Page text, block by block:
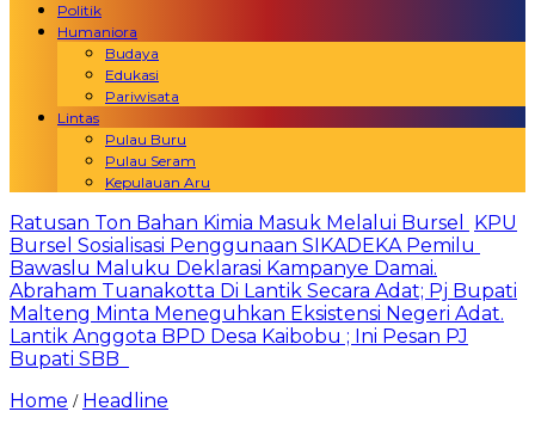
Politik
Humaniora
Budaya
Edukasi
Pariwisata
Lintas
Pulau Buru
Pulau Seram
Kepulauan Aru
Ratusan Ton Bahan Kimia Masuk Melalui Bursel
KPU
Bursel Sosialisasi Penggunaan SIKADEKA Pemilu
Bawaslu Maluku Deklarasi Kampanye Damai.
Abraham Tuanakotta Di Lantik Secara Adat; Pj Bupati
Malteng Minta Meneguhkan Eksistensi Negeri Adat.
Lantik Anggota BPD Desa Kaibobu ; Ini Pesan PJ
Bupati SBB
Home / Headline